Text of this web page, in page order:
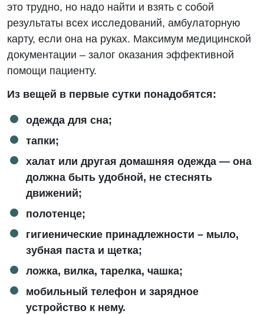
это трудно, но надо найти и взять с собой
результаты всех исследований, амбулаторную
карту, если она на руках. Максимум медицинской
документации – залог оказания эффективной
помощи пациенту.
Из вещей в первые сутки понадобятся:
одежда для сна;
тапки;
халат или другая домашняя одежда — она
должна быть удобной, не стеснять
движений;
полотенце;
гигиенические принадлежности – мыло,
зубная паста и щетка;
ложка, вилка, тарелка, чашка;
мобильный телефон и зарядное
устройство к нему.